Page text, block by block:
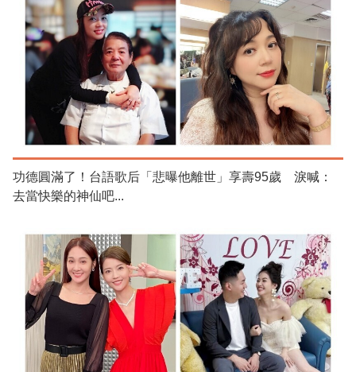
功德圓滿了！台語歌后「悲曝他離世」享壽95歲 淚喊：
去當快樂的神仙吧...